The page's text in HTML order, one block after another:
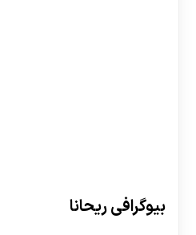
بیوگرافی ریحانا